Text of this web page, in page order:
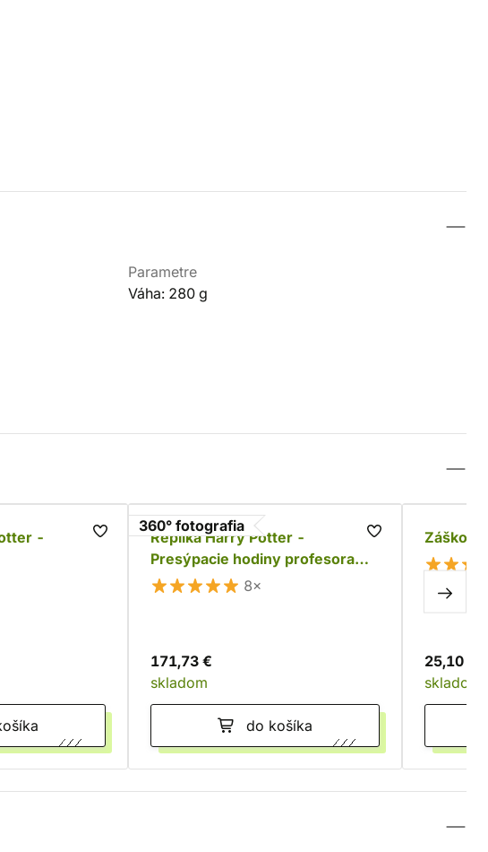
Parametre
Váha: 280 g
-
360° fotografia
Replika Harry Potter -
Presýpacie hodiny profesora
Slughorna
8×
171,73 €
skladom
do košíka
25,10 €
skladom